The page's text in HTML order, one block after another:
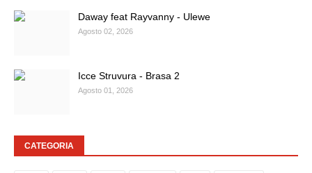
Daway feat Rayvanny - Ulewe
Agosto 02, 2026
Icce Struvura - Brasa 2
Agosto 01, 2026
CATEGORIA